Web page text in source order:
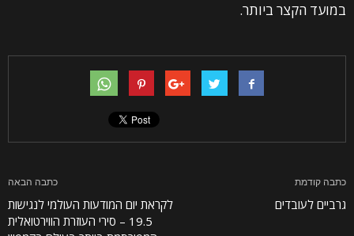
במועד הקצר ביותר.
כתבה קודמת
גרביים לעובדים
כתבה הבאה
לקראת יום המודעות העולמי לנגישות
19.5 – סירי העוזרת הווירטואלית